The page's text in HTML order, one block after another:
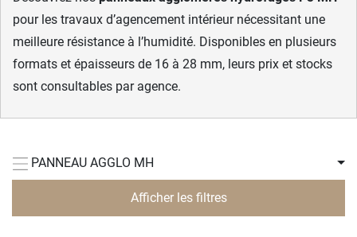
pour les travaux d’agencement intérieur nécessitant une
meilleure résistance à l’humidité. Disponibles en plusieurs
formats et épaisseurs de 16 à 28 mm, leurs prix et stocks
sont consultables par agence.
PANNEAU AGGLO MH
Afficher les filtres